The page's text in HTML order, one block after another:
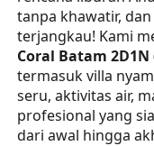
tanpa khawatir,
terjangkau! Kami
Coral Batam
termasuk villa
seru, aktivitas air,
profesional yang
dari awal hingga